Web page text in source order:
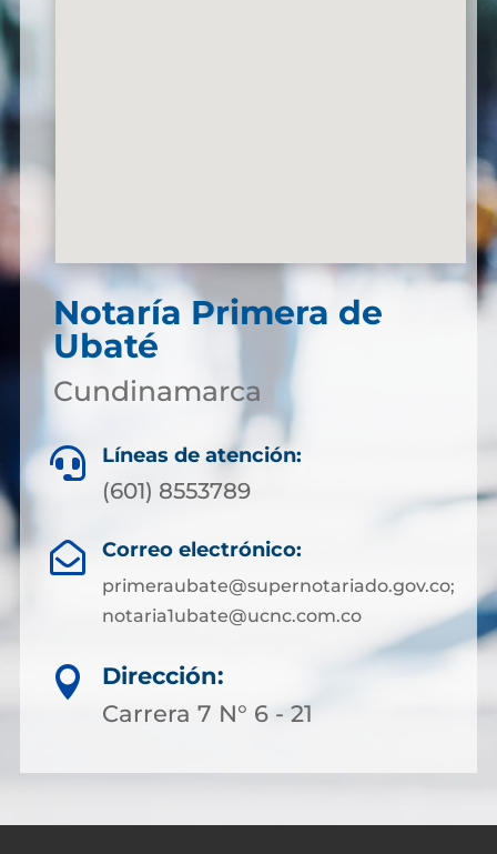
Notaría Primera de
Ubaté
Cundinamarca
 Líneas de atención:
(601) 8553789
 Correo electrónico:
primeraubate@supernotariado.gov.co;
notaria1ubate@ucnc.com.co

Dirección:
Carrera 7 N° 6 - 21